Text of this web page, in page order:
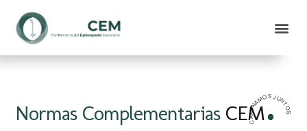
Normas Complementarias CEM
CAMINAMOS JUNTOS